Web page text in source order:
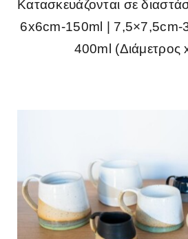
Κατασκευάζονται σε
6x6cm-150ml | 7,5×7,5cm-
400ml